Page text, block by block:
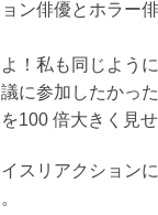
ョン俳優とホラー
！私も同じよう
に参加したかった
100 倍大きく見
スリアクション